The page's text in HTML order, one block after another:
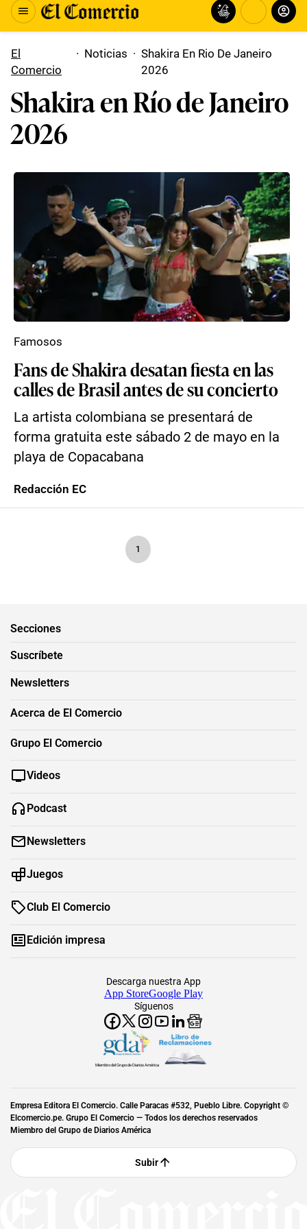
El
Comercio
· Noticias · Shakira En Rio De Janeiro
2026
Shakira en Río de Janeiro
2026
Fans de Shakira desatan fiesta en las
calles de Brasil antes de su concierto
La artista colombiana se presentará de
forma gratuita este sábado 2 de mayo en la
playa de Copacabana
Famosos
Redacción EC
1
Secciones
Suscríbete
Newsletters
Acerca de El Comercio
Grupo El Comercio
Videos
Podcast
Newsletters
Juegos
Club El Comercio
Edición impresa
Síguenos
Descarga nuestra App
App StoreGoogle Play
Miembro del Grupo de Diarios América
Empresa Editora El Comercio. Calle Paracas #532, Pueblo Libre. Copyright ©
Elcomercio.pe. Grupo El Comercio — Todos los derechos reservados
Miembro del Grupo de Diarios América
Subir